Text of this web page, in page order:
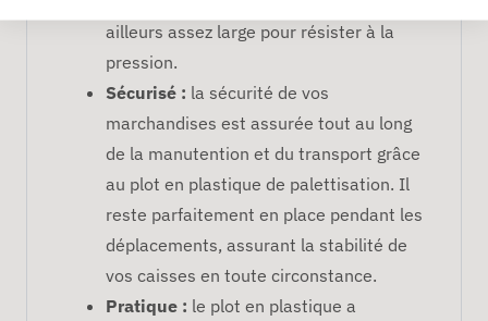
ailleurs assez large pour résister à la
pression.
Sécurisé : la sécurité de vos
marchandises est assurée tout au long
de la manutention et du transport grâce
au plot en plastique de palettisation. Il
reste parfaitement en place pendant les
déplacements, assurant la stabilité de
vos caisses en toute circonstance.
Pratique : le plot en plastique a